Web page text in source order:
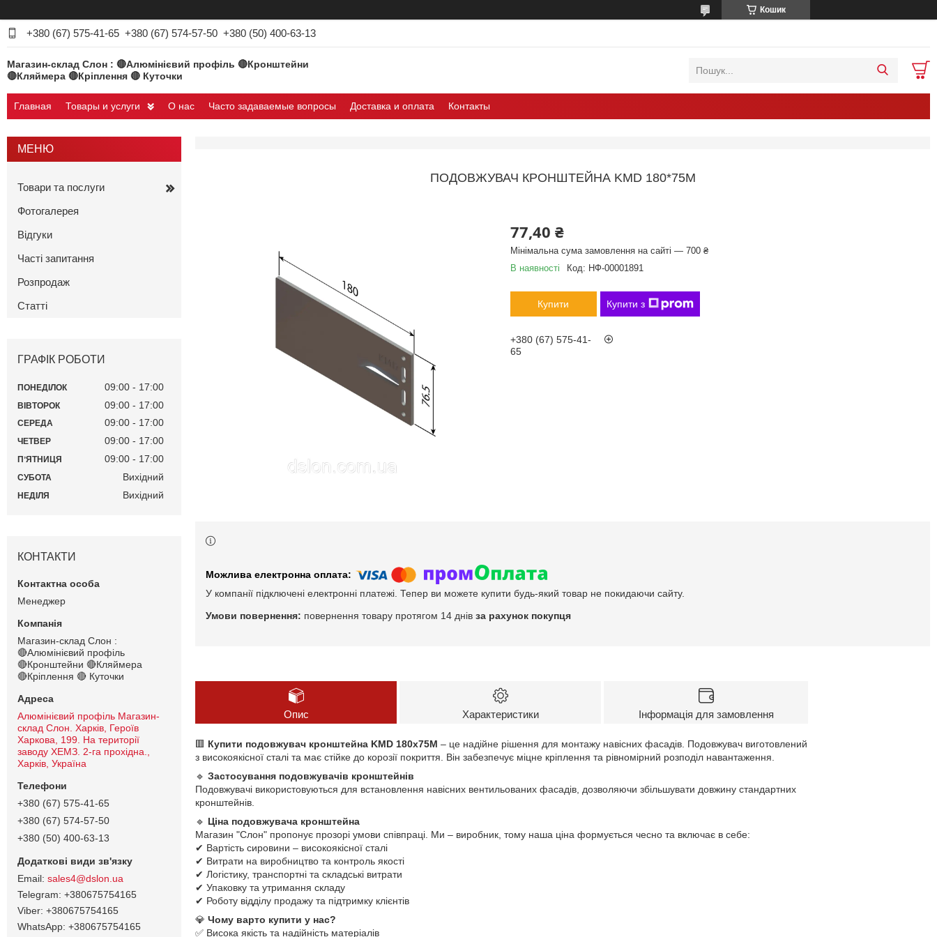
Кошик
+380 (67) 575-41-65 +380 (67) 574-57-50 +380 (50) 400-63-13
Магазин-склад Слон : 🔴Алюмінієвий профіль 🔴Кронштейни
🔴Кляймера 🔴Кріплення 🔴 Куточки
Главная Товары и услуги О нас Часто задаваемые вопросы Доставка и оплата Контакты
ПОДОВЖУВАЧ КРОНШТЕЙНА KMD 180*75M
77,40 ₴
Мінімальна сума замовлення на сайті — 700 ₴
В наявності
Код: НФ-00001891
Купити Купити з
+380 (67) 575-41-
65
У компанії підключені електронні платежі. Тепер ви можете купити будь-який товар не покидаючи сайту.
повернення товару протягом 14 днів за рахунок покупця
Опис Характеристики Інформація для замовлення
🟥 Купити подовжувач кронштейна KMD 180х75M – це надійне рішення для монтажу навісних фасадів. Подовжувач виготовлений
з високоякісної сталі та має стійке до корозії покриття. Він забезпечує міцне кріплення та рівномірний розподіл навантаження.
🔹 Застосування подовжувачів кронштейнів
Подовжувачі використовуються для встановлення навісних вентильованих фасадів, дозволяючи збільшувати довжину стандартних
кронштейнів.
🔹 Ціна подовжувача кронштейна
Магазин "Слон" пропонує прозорі умови співпраці. Ми – виробник, тому наша ціна формується чесно та включає в себе:
✔ Вартість сировини – високоякісної сталі
✔ Витрати на виробництво та контроль якості
✔ Логістику, транспортні та складські витрати
✔ Упаковку та утримання складу
✔ Роботу відділу продажу та підтримку клієнтів
💎 Чому варто купити у нас?
✅ Висока якість та надійність матеріалів
Товари та послуги
Фотогалерея
Відгуки
Часті запитання
Розпродаж
Статті
ГРАФІК РОБОТИ
ПОНЕДІЛОК 09:00 17:00
ВІВТОРОК 09:00 17:00
СЕРЕДА 09:00 17:00
ЧЕТВЕР 09:00 17:00
ПʼЯТНИЦЯ 09:00 17:00
СУБОТА Вихідний
НЕДІЛЯ Вихідний
КОНТАКТИ
Менеджер
Магазин-склад Слон :
🔴Алюмінієвий профіль
🔴Кронштейни 🔴Кляймера
🔴Кріплення 🔴 Куточки
Алюмінієвий профіль Магазин-
склад Слон. Харків, Героїв
Харкова, 199. На території
заводу ХЕМЗ. 2-га прохідна.,
Харків, Україна
+380 (67) 575-41-65
+380 (67) 574-57-50
+380 (50) 400-63-13
sales4@dslon.ua
+380675754165
+380675754165
+380675754165